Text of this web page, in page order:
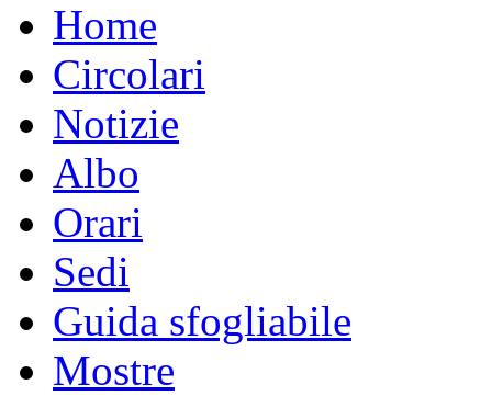
Home
Circolari
Notizie
Albo
Orari
Sedi
Guida sfogliabile
Mostre